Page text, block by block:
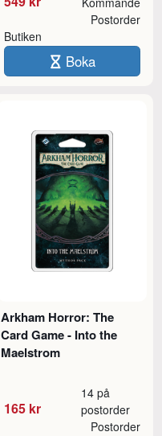
Butiken
Postorder
Boka
Arkham Horror: The
Card Game - Into the
Maelstrom
165 kr
14 på
postorder
Postorder